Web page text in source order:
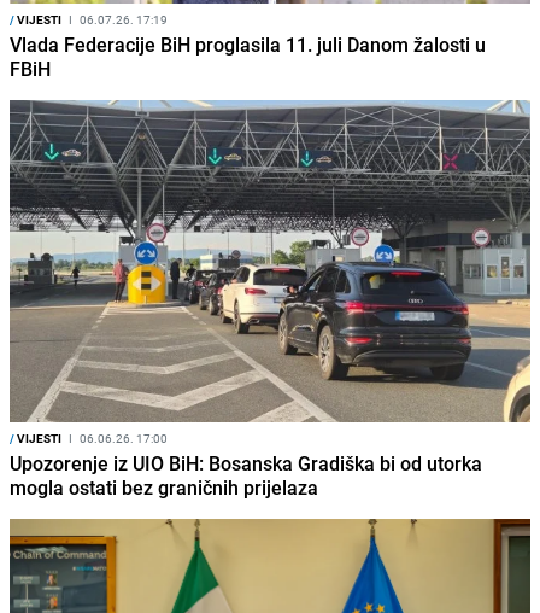
/VIJESTI I 06.07.26. 17:19
Vlada Federacije BiH proglasila 11. juli Danom žalosti u
FBiH
/VIJESTI I 06.06.26. 17:00
Upozorenje iz UIO BiH: Bosanska Gradiška bi od utorka
mogla ostati bez graničnih prijelaza